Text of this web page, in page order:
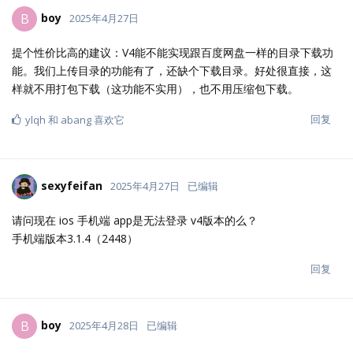
B boy 2025年4月27日
提个性价比高的建议：V4能不能实现跟百度网盘一样的目录下载功
能。我们上传目录的功能有了，还缺个下载目录。好处很直接，这
样就不用打包下载（这功能不实用），也不用压缩包下载。
回复
ylqh 和 abang喜欢它
sexyfeifan 2025年4月27日 已编辑
请问现在 ios 手机端 app是无法登录 v4版本的么？
手机端版本3.1.4（2448）
回复
B boy 2025年4月28日 已编辑